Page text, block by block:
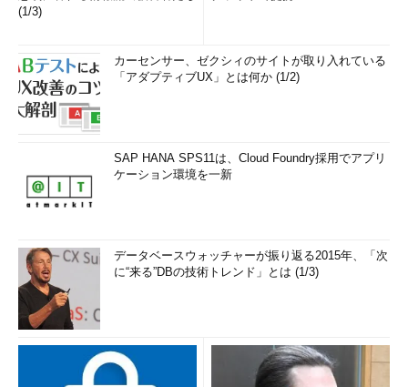
(1/3)
カーセンサー、ゼクシィのサイトが取り入れている
「アダプティブUX」とは何か (1/2)
SAP HANA SPS11は、Cloud Foundry採用でアプリ
ケーション環境を一新
データベースウォッチャーが振り返る2015年、「次
に“来る”DBの技術トレンド」とは (1/3)